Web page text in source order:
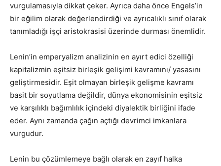
vurgulamasıyla dikkat çeker. Ayrıca daha önce Engels’in
bir eğilim olarak değerlendirdiği ve ayrıcalıklı sınıf olarak
tanımladığı işçi aristokrasisi üzerinde durması önemlidir.
Lenin’in emperyalizm analizinin en ayırt edici özelliği
kapitalizmin eşitsiz birleşik gelişimi kavramını/ yasasını
geliştirmesidir. Eşit olmayan birleşik gelişme kavramı
basit bir soyutlama değildir, dünya ekonomisinin eşitsiz
ve karşılıklı bağımlılık içindeki diyalektik birliğini ifade
eder. Aynı zamanda çağın açtığı devrimci imkanlara
vurgudur.
Lenin bu çözümlemeye bağlı olarak en zayıf halka